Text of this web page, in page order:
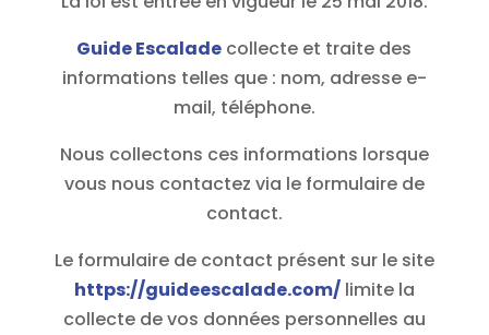
Guide Escalade collecte et traite des
informations telles que : nom, adresse e-
mail, téléphone.
Nous collectons ces informations lorsque
vous nous contactez via le formulaire de
contact.
Le formulaire de contact présent sur le site
https://guideescalade.com/limite la
collecte de vos données personnelles au